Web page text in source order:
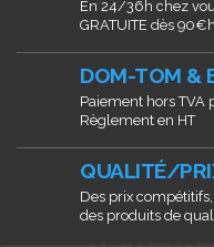
En 24/36h chez
GRATUITE dès
DOM-TOM &
Paiement hors TVA
Règlement en HT
QUALITÉ/
Des prix compétitifs,
des produits de